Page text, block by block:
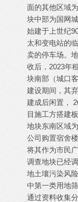
面的其他区域
块中部为国网
始建于上世纪
太和变电站的
卖的停车场。
收后，2023年
块南部（城口
建设期间，其
建成后闲置，
目施工方搭建
地块东南区域
公司购置宿舍
将其作为市民
调查地块已经
地土壤污染风
中第一类用地
通过资料收集